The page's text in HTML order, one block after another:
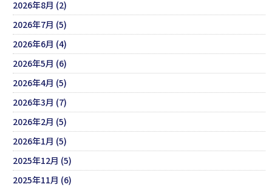
2026年8月 (2)
2026年7月 (5)
2026年6月 (4)
2026年5月 (6)
2026年4月 (5)
2026年3月 (7)
2026年2月 (5)
2026年1月 (5)
2025年12月 (5)
2025年11月 (6)